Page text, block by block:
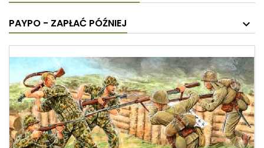
PAYPO - ZAPŁAĆ PÓŹNIEJ